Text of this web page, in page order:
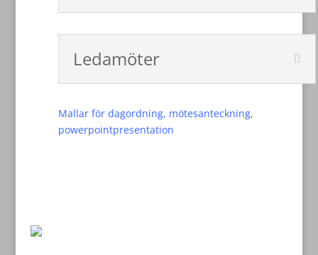
Ledamöter
Mallar för dagordning, mötesanteckning,
powerpointpresentation